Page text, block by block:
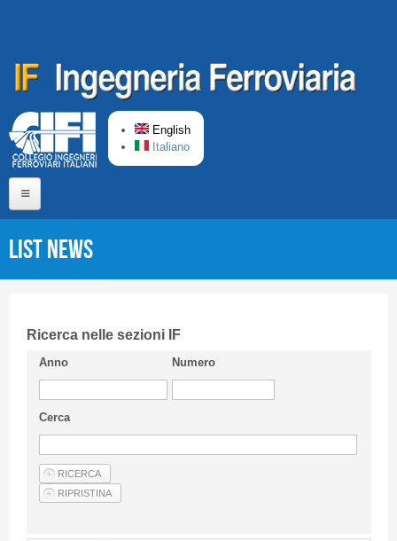
English
Italiano
Short presentation CIFI
Guideline
Privacy & Policy
Articles
List News
Ricerca nelle sezioni IF
Anno Numero
Cerca